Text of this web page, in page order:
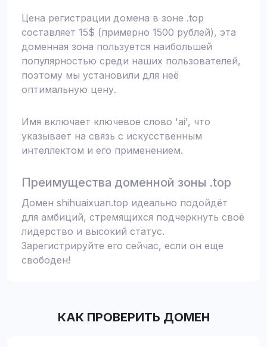
Цена регистрации домена в зоне .top
составляет 15$ (примерно 1500 рублей), эта
доменная зона пользуется наибольшей
популярностью среди наших пользователей,
поэтому мы установили для неё
оптимальную цену.
Имя включает ключевое слово 'ai', что
указывает на связь с искусственным
интеллектом и его применением.
Преимущества доменной зоны .top
Домен shihuaixuan.top идеально подойдёт
для амбиций, стремящихся подчеркнуть своё
лидерство и высокий статус.
Зарегистрируйте его сейчас, если он еще
свободен!
КАК ПРОВЕРИТЬ ДОМЕН